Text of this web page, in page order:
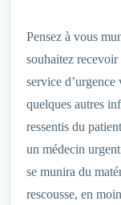
Pensez à vous
souhaitez
service d’urgence
quelques autres
ressentis du
un médecin
se munira du
rescousse, en